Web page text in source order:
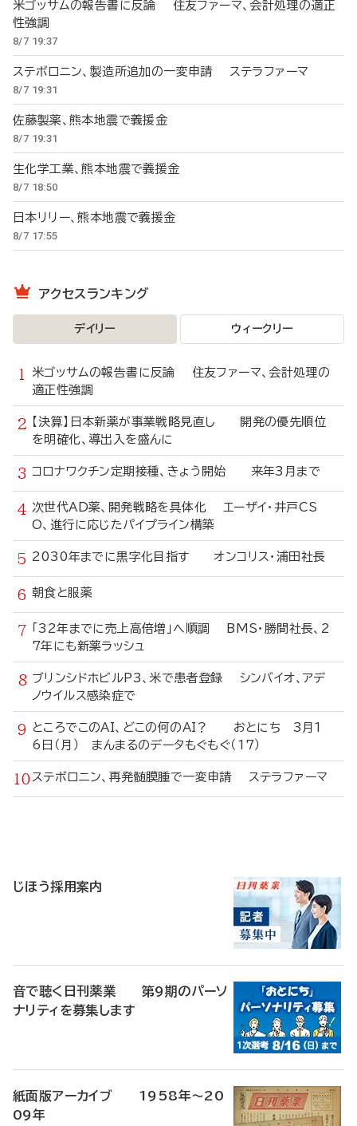
米ゴッサムの報告書に反論 住友ファーマ、会計処理の適正
性強調
8/7 19:37
ステボロニン、製造所追加の一変申請 ステラファーマ
8/7 19:31
佐藤製薬、熊本地震で義援金
8/7 19:31
生化学工業、熊本地震で義援金
8/7 18:50
日本リリー、熊本地震で義援金
8/7 17:55
アクセスランキング
デイリー ウィークリー
米ゴッサムの報告書に反論 住友ファーマ、会計処理の
適正性強調
【決算】日本新薬が事業戦略見直し 開発の優先順位
を明確化、導出入を盛んに
コロナワクチン定期接種、きょう開始 来年3月まで
次世代AD薬、開発戦略を具体化 エーザイ・井戸CS
O、進行に応じたパイプライン構築
2030年までに黒字化目指す オンコリス・浦田社長
朝食と服薬
「32年までに売上高倍増」へ順調 BMS・勝間社長、2
7年にも新薬ラッシュ
ブリンシドホビルP3、米で患者登録 シンバイオ、アデ
ノウイルス感染症で
ところでこのAI、どこの何のAI？ おとにち 3月1
6日（月） まんまるのデータもぐもぐ（17）
ステボロニン、再発髄膜腫で一変申請 ステラファーマ
じほう採用案内
音で聴く日刊薬業 第9期のパーソ
ナリティを募集します
紙面版アーカイブ 1958年～20
09年